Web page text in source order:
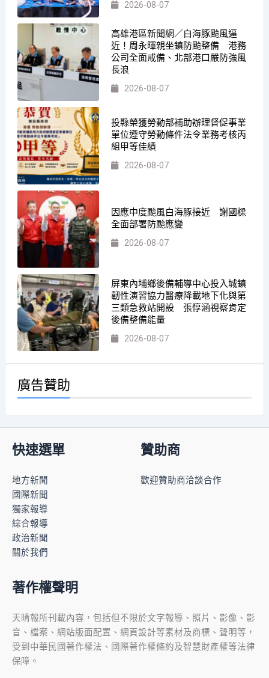
2026-08-07
高雄港區新聞網／白海豚颱風逼
近！周永暉親坐鎮防颱整備 港務
公司全面戒備、北部港口嚴防強風
長浪
2026-08-07
投縣榮獲勞動部補助辦理督促事業
單位遵守勞動條件法令業務考核丙
組甲等佳績
2026-08-07
因應中度颱風白海豚接近 謝國樑
全面部署防颱應變
2026-08-07
屏東內埔鄉後備輔導中心投入城鎮
韌性演習協力醫療降載地下化與第
三類急救站開設 張惇涵視察肯定
後備整備能量
2026-08-07
廣告贊助
快速選單
地方新聞
國際新聞
獨家報導
綜合報導
政治新聞
關於我們
贊助商
歡迎贊助商洽談合作
著作權聲明
天晴報所刊載內容，包括但不限於文字報導、照片、影像、影
音、檔案、網站版面配置、網頁設計等素材及商標、聲明等，
受到中華民國著作權法、國際著作權條約及智慧財產權等法律
保障。